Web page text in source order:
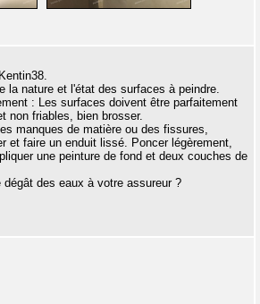
la nature et l'état des surfaces à peindre.
: Les surfaces doivent être parfaitement
non friables, bien brosser.
manques de matière ou des fissures,
et faire un enduit lissé. Poncer légèrement,
une peinture de fond et deux couches de
des eaux à votre assureur ?